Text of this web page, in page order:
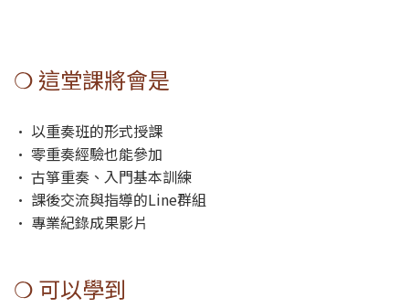
❍ 這堂課將會是
• 以重奏班的形式授課
• 零重奏經驗也能參加
• 古箏重奏、入門基本訓練
• 課後交流與指導的Line群組
• 專業紀錄成果影片
❍ 可以學到